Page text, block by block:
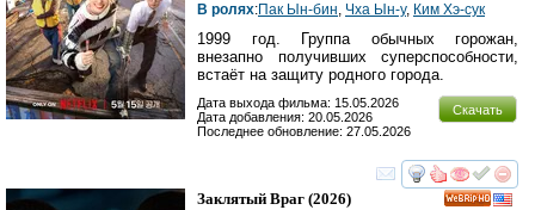
В ролях:Пак Ын-бин Чха Ын-у, Ким Хэ-сук
1999 год. Группа обычных горожан,
внезапно получивших суперспособности,
встаёт на защиту родного города.
Скачать
Дата выхода фильма: 15.05.2026
Дата добавления: 20.05.2026
Последнее обновление: 27.05.2026
смотреть
Заклятый Враг (2026)